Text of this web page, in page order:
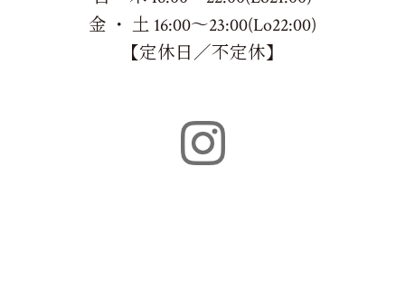
金 ・ 土 16:00～23:00(Lo22:00)
【定休日／不定休】